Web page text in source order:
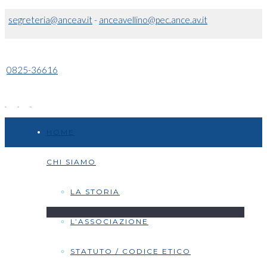
segreteria@anceav.it- anceavellino@pec.ance.av.it
0825-36616
CHI SIAMO
LA STORIA
L’ASSOCIAZIONE
STATUTO / CODICE ETICO